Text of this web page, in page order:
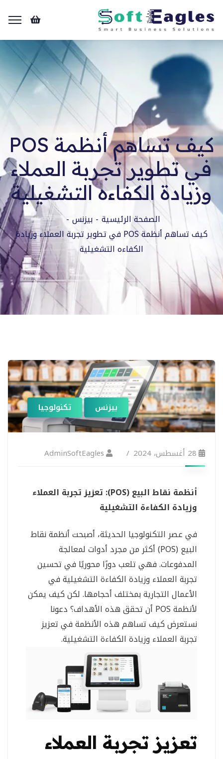
كيف تساهم أنظمة POS
في تطوير تجربة العملاء
وزيادة الكفاءه التشغيلية
الصفحة الرئيسية بيزنس
كيف تساهم أنظمة POS في تطوير تجربة العملاء وزيادة
الكفاءه التشغيلية
بيزنس تكنولوجيا
28 أغسطس، 2024 AdminSoftEagles
أنظمة نقاط البيع (POS): تعزيز تجربة العملاء
وزيادة الكفاءة التشغيلية
في عصر التكنولوجيا الحديثة، أصبحت أنظمة نقاط
البيع (POS) أكثر من مجرد أدوات لمعالجة
المدفوعات. فهي تلعب دورًا محوريًا في تحسين
تجربة العملاء وزيادة الكفاءة التشغيلية في
الأعمال التجارية بمختلف أحجامها. لكن كيف يمكن
لأنظمة POS أن تحقق هذه الأهداف؟ دعونا
نستعرض كيف تساهم هذه الأنظمة في تعزيز
تجربة العملاء وزيادة الكفاءة التشغيلية.
تعزيز تجربة العملاء